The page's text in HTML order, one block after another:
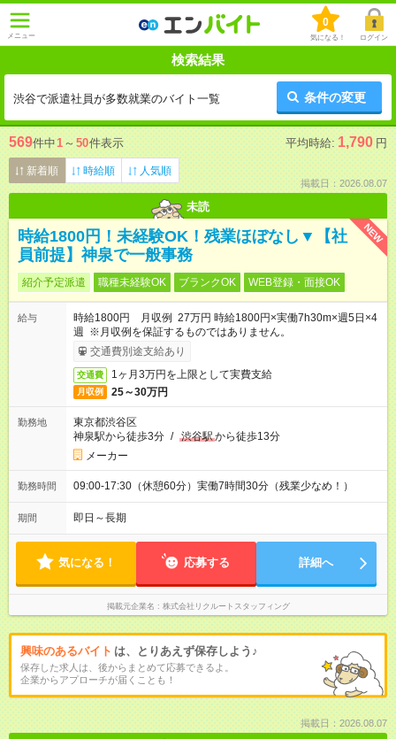
メニュー
0
気になる！ ログイン
検索結果
渋谷で派遣社員が多数就業のバイト一覧 条件の変更
569件中1 ～ 50件表示 平均時給: 1,790 円
新着順 時給順 人気順
掲載日：2026.08.07
未読
NEW
時給1800円！未経験OK！残業ほぼなし▼【社
員前提】神泉で一般事務
紹介予定派遣 職種未経験OK ブランクOK WEB登録・面接OK
給与
時給1800円 月収例 27万円 時給1800円×実働7h30m×週5日×4
週 ※月収例を保証するものではありません。
交通費別途支給あり
交通費 1ヶ月3万円を上限として実費支給
月収例 25～30万円
勤務地
東京都渋谷区
神泉駅から徒歩3分 / 渋谷駅から徒歩13分
メーカー
勤務時間 09:00-17:30（休憩60分）実働7時間30分（残業少なめ！）
期間 即日～長期
気になる！ 応募する 詳細へ
掲載元企業名 株式会社リクルートスタッフィング
興味のあるバイト は、とりあえず保存しよう♪
保存した求人は、後からまとめて応募できるよ。
企業からアプローチが届くことも！
掲載日：2026.08.07